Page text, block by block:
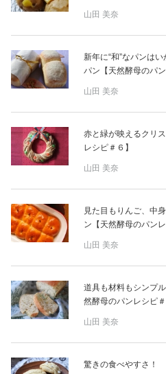
山田 美奈
新年に“和”なパンは
パン【天然酵母のパン
山田 美奈
赤と緑が映えるクリ
レシピ＃６】
山田 美奈
見た目もりんご、中
ン【天然酵母のパンレ
山田 美奈
道具も材料もシンプ
然酵母のパンレシピ＃
山田 美奈
驚きの食べやすさ！